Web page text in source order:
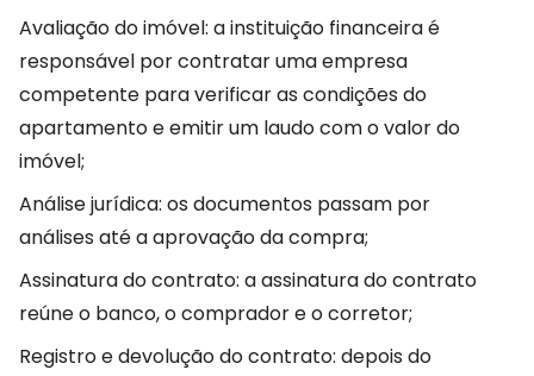
Avaliação do imóvel: a instituição financeira é
responsável por contratar uma empresa
competente para verificar as condições do
apartamento e emitir um laudo com o valor do
imóvel;
Análise jurídica: os documentos passam por
análises até a aprovação da compra;
Assinatura do contrato: a assinatura do contrato
reúne o banco, o comprador e o corretor;
Registro e devolução do contrato: depois do